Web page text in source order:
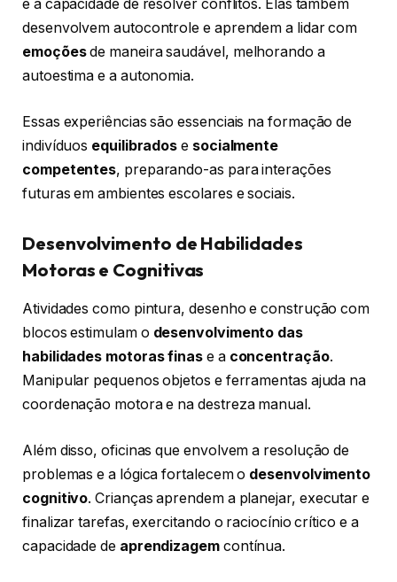
e a capacidade de resolver conflitos. Elas também
desenvolvem autocontrole e aprendem a lidar com
emoçõesde maneira saudável, melhorando a
autoestima e a autonomia.
Essas experiências são essenciais na formação de
indivíduos equilibrados e socialmente
competentes, preparando-as para interações
futuras em ambientes escolares e sociais.
Desenvolvimento de Habilidades
Motoras e Cognitivas
Atividades como pintura, desenho e construção com
blocos estimulam o desenvolvimento das
habilidades motoras finas e a concentração.
Manipular pequenos objetos e ferramentas ajuda na
coordenação motora e na destreza manual.
Além disso, oficinas que envolvem a resolução de
problemas e a lógica fortalecem o desenvolvimento
cognitivo. Crianças aprendem a planejar, executar e
finalizar tarefas, exercitando o raciocínio crítico e a
capacidade de aprendizagemcontínua.